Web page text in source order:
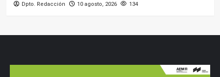
Dpto. Redacción 10 agosto, 2026 134